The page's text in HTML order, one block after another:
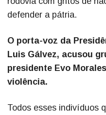
defender a pátria.
O porta-voz da
Luis Gálvez, acusou
presidente Evo
violência.
Todos esses indivíduos